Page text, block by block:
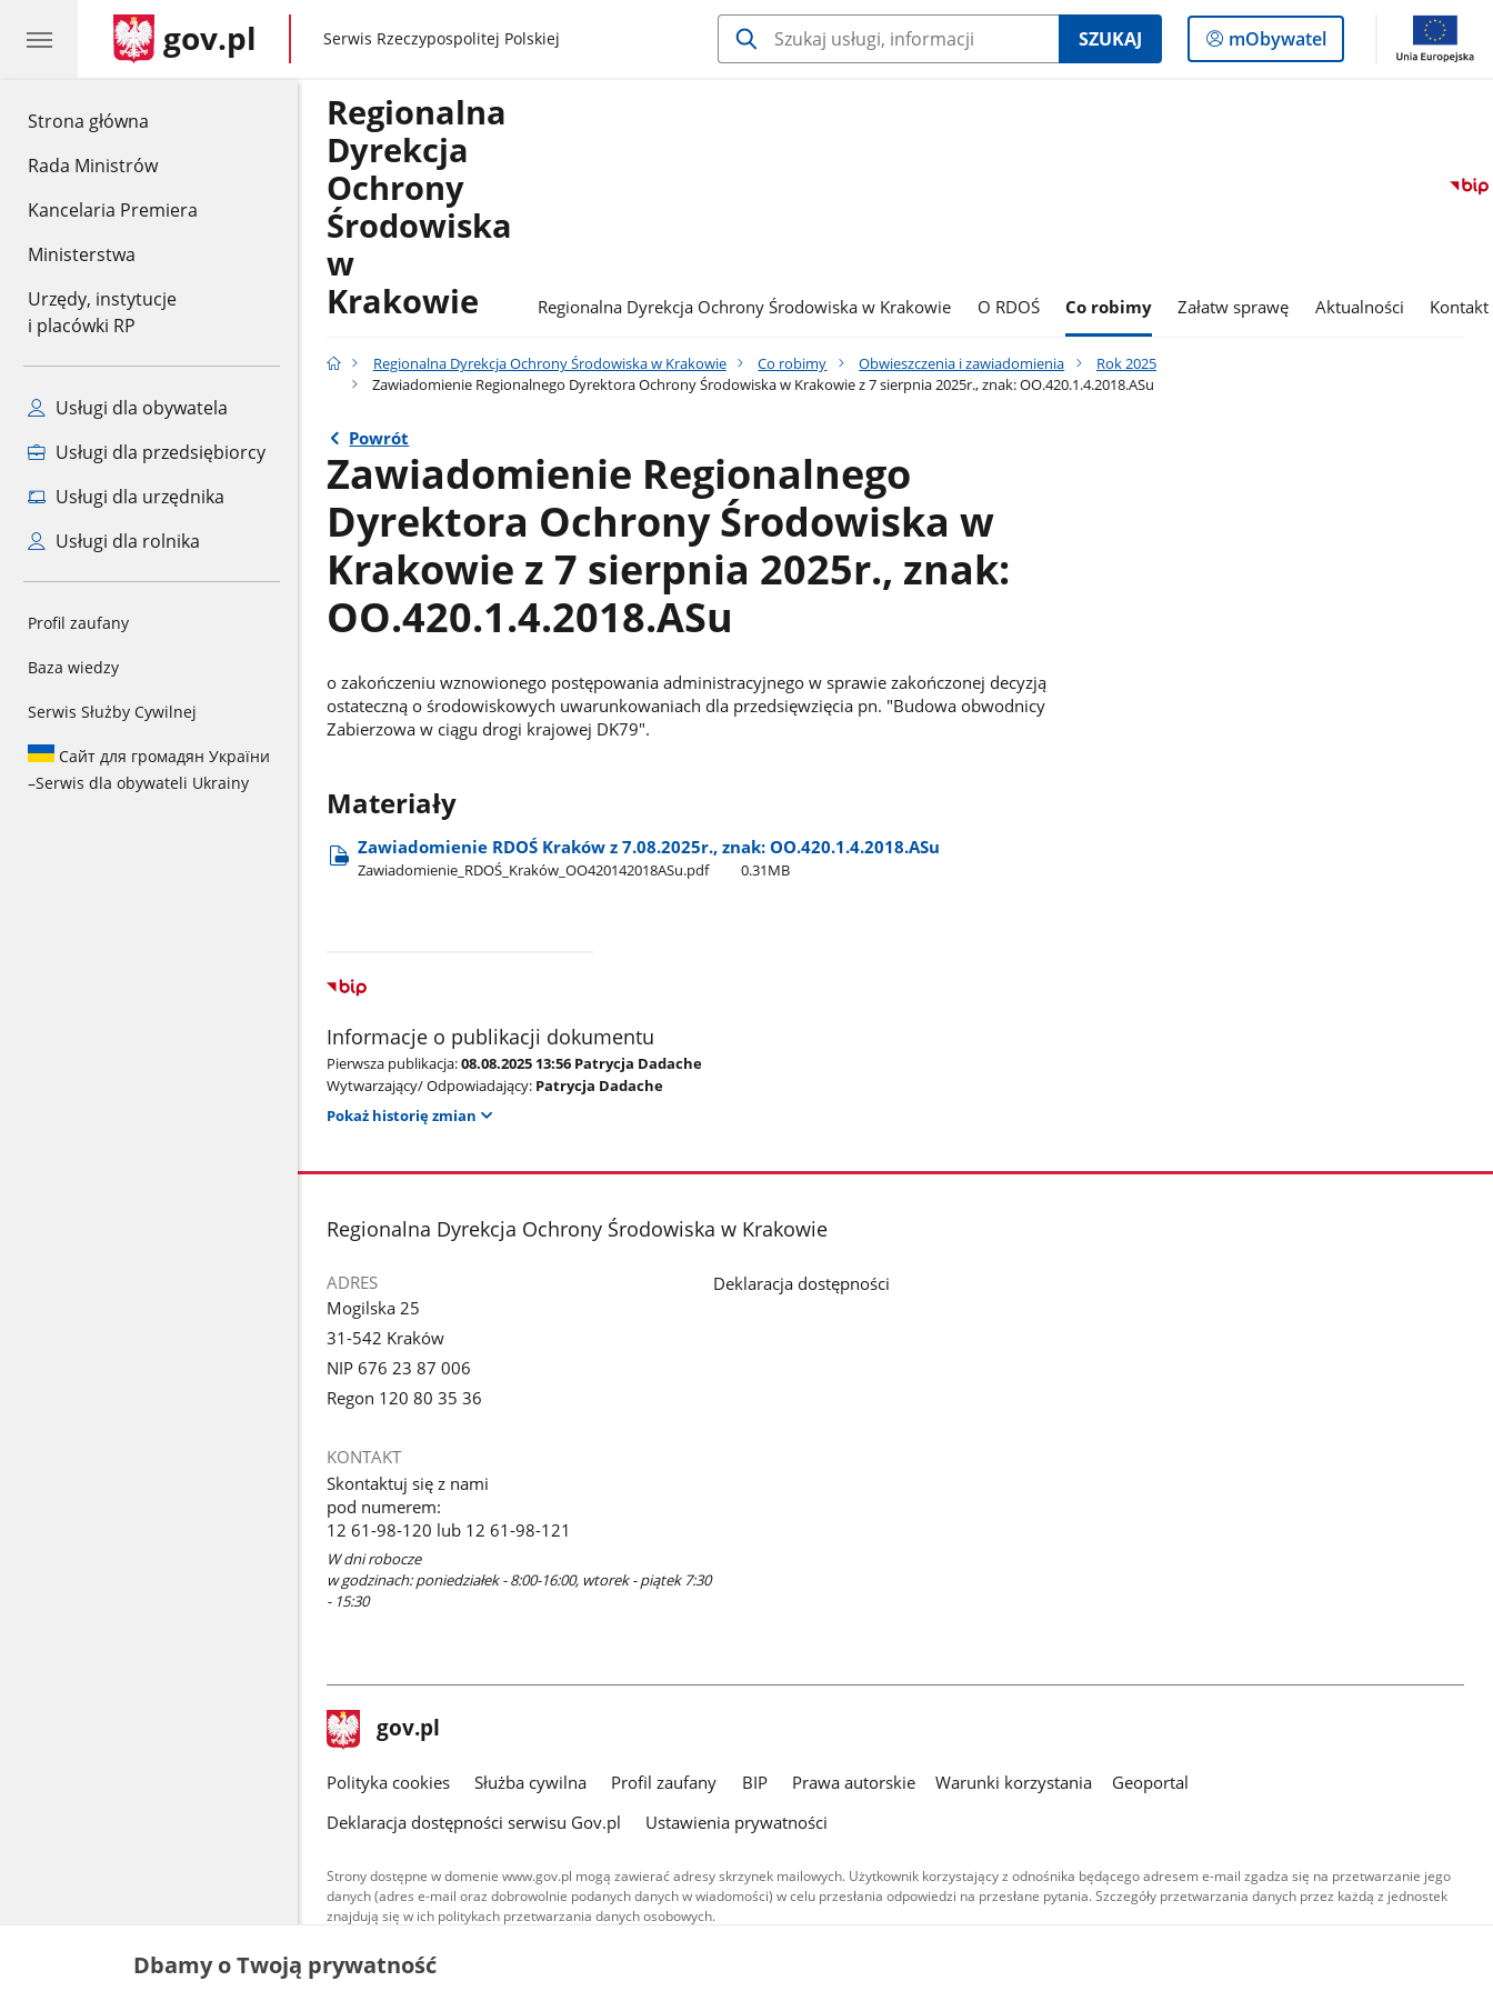
Strona główna
Rada Ministrów
Kancelaria Premiera
Ministerstwa
Urzędy, instytucje
i placówki RP
Usługi dla obywatela
Usługi dla przedsiębiorcy
Usługi dla urzędnika
Usługi dla rolnika
Profil zaufany
Baza wiedzy
Serwis Służby Cywilnej
Сайт для громадян України
–Serwis dla obywateli Ukrainy
gov.pl gov.pl
Serwis Rzeczypospolitej Polskiej SZUKAJ
Logowanie
do
mObywatel
Regionalna
Dyrekcja
Ochrony
Środowiska
w
Krakowie
Regionalna Dyrekcja Ochrony Środowiska w Krakowie O RDOŚ Co robimy Załatw sprawę Aktualności Kontakt
Regionalna Dyrekcja Ochrony Środowiska w Krakowie Co robimy Obwieszczenia i zawiadomienia
Rok 2025
Zawiadomienie Regionalnego Dyrektora Ochrony Środowiska w Krakowie z 7 sierpnia 2025r., znak: OO.420.1.4.2018.ASu
Powrót
Zawiadomienie Regionalnego
Dyrektora Ochrony Środowiska w
Krakowie z 7 sierpnia 2025r., znak:
OO.420.1.4.2018.ASu
o zakończeniu wznowionego postępowania administracyjnego w sprawie zakończonej decyzją
ostateczną o środowiskowych uwarunkowaniach dla przedsięwzięcia pn. "Budowa obwodnicy
Zabierzowa w ciągu drogi krajowej DK79".
Materiały
Zawiadomienie RDOŚ Kraków z 7.08.2025r., znak: OO.420.1.4.2018.ASu
Zawiadomienie​_RDOŚ​_Kraków​_OO420142018ASu.pdf 0.31MB
Informacje o publikacji dokumentu
Pierwsza publikacja:08.08.2025 13:56 Patrycja Dadache
Wytwarzający/ Odpowiadający: Patrycja Dadache
Pokaż historię zmian
stopka
Regionalna Dyrekcja Ochrony Środowiska w Krakowie
ADRES
Mogilska 25
31-542 Kraków
NIP 676 23 87 006
Regon 120 80 35 36
KONTAKT
Skontaktuj się z nami
pod numerem:
12 61-98-120 lub 12 61-98-121
W dni robocze
w godzinach: poniedziałek - 8:00-16:00, wtorek - piątek 7:30
- 15:30
Deklaracja dostępności
stopka
gov.pl Strona
gov.pl
gov.pl
Polityka cookies Służba cywilna Profil zaufany BIP Prawa autorskie Warunki korzystania
Geoportal
Deklaracja dostępności serwisu Gov.pl
Ustawienia prywatności
Strony dostępne w domenie www.gov.pl mogą zawierać adresy skrzynek mailowych. Użytkownik korzystający z odnośnika będącego adresem e-mail zgadza się na przetwarzanie jego
danych (adres e-mail oraz dobrowolnie podanych danych w wiadomości) w celu przesłania odpowiedzi na przesłane pytania. Szczegóły przetwarzania danych przez każdą z jednostek
znajdują się w ich politykach przetwarzania danych osobowych.
Treści tekstowe publikowane w serwisie (z wyłączeniem treści audiowizualnych), są
udostępniane na licencji typu Creative Commons: uznanie autorstwa - na tych samych
Dbamy o Twoją prywatność